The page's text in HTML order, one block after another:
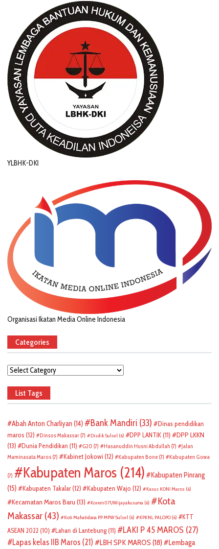
YLBHK-DKI
Organisasi Ikatan Media Online Indonesia
Categories
Categories
List Tags
Abah Anton Charliyan (14) Bank Mandiri (33)
Dinas pendidikan
maros (12) Dinsos Makassar (7) Disdik Sulsel (6) DPP LANTIK(11)
DPP LKKN
(13)
Dunia Pendidikan (11) G20 (7) Hasanuddin Husni Abdullah (7)
Jalan
Maminasata Maros (7) Kabinet Jokowi (12) Kabupaten Bone (7) Kabupaten Gowa
(7) Kabupaten Maros (214)
Kabupaten Pinrang
(15)
Kabupaten Takalar(12) Kabupaten Wajo (12) Kasus KONI Maros (6)
Kecamatan Maros Baru (13) Korem 071/Wijayakusuma (6)
Kota
Makassar (43) Koti Mahatidana PP MPW Sulsel (6) KPKNL PALOPO (6)
KTT
ASEAN 2022 (10) Lahan di Lantebung(11) LAKI P 45 MAROS (27)
Lapas kelas IIB Maros (21) LBH SPK MAROS (18)
Lembaga